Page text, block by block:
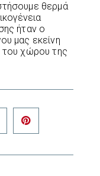
θερμά
ήταν ο
μας εκείνη
του χώρου της
LinkedIn